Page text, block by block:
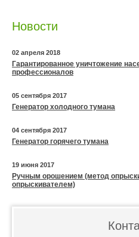
Новости
02 апреля 2018
Гарантированное уничтожение
профессионалов
05 сентября 2017
Генератор холодного тумана
04 сентября 2017
Генератор горячего тумана
19 июня 2017
Ручным орошением (метод
опрыскивателем)